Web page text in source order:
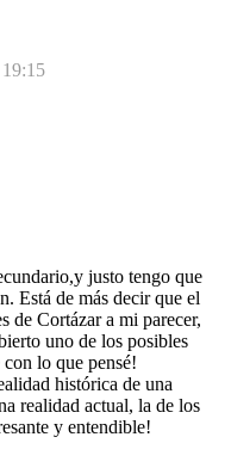
justo tengo que
Está de más decir que el
de Cortázar a mi parecer,
uno de los posibles
lo que pensé!
histórica de una
realidad actual, la de los
y entendible!